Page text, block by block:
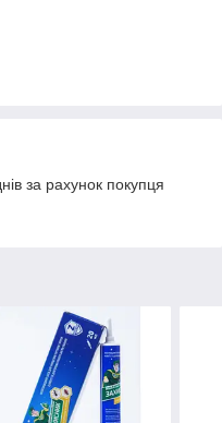
за рахунок покупця